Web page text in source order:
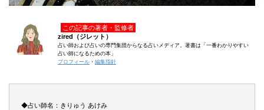
この記事の著者・監修者
zired（ジレット）
占い師および占いの専門集団からなる占いメディア。著書は「一番わかりやすい
占い師になるための本」
プロフィール ・ 編集指針
◆占い師名：きりゅう あけみ